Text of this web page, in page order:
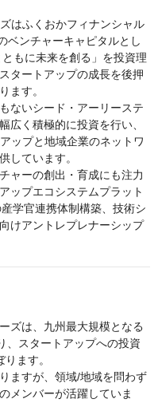
はふくおかフィナンシャル
ベンチャーキャピタルとし
もに未来を創る」を投資理
タートアップの成長を後押
ます。
ないシード・アーリーステ
く積極的に投資を行い、
ップと地域企業のネットワ
しています。
ャーの創出・育成にも注力
ップエコシステムプラット
学官連携体制構築、技術シ
けアントレプレナーシップ
ズは、九州最大規模となる
、スタートアップへの投資
ます。
ますが、領域/地域を問わず
メンバーが活躍していま